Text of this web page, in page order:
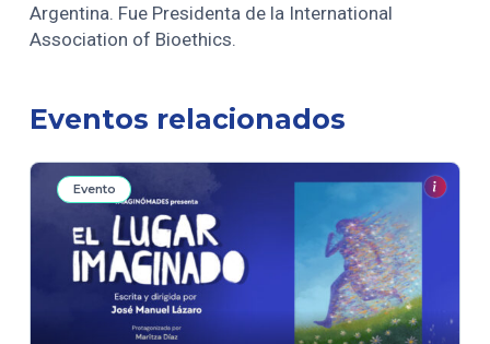
Argentina. Fue Presidenta de la International
Association of Bioethics.
Eventos relacionados
Evento